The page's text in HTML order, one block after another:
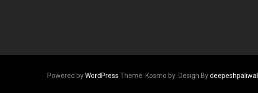
Powered byWordPress Theme: Kosmo by: Design Bydeepeshpaliwal